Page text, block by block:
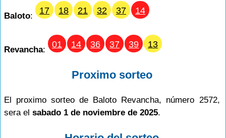
Baloto:
17 18 21 32 37 14
Revancha:
01 14 36 37 39 13
Proximo sorteo
El proximo sorteo de Baloto Revancha, número 2572,
sera el sabado 1 de noviembre de 2025.